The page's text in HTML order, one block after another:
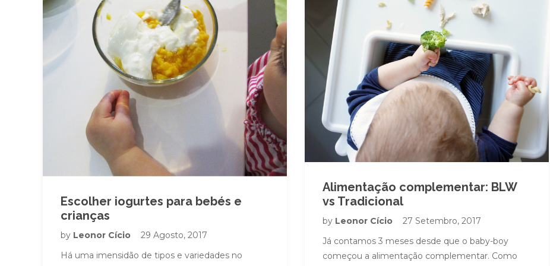
Alimentação complementar: BLW
vs Tradicional
by Leonor Cício
27 Setembro, 2017
Já contamos 3 meses desde que o baby-boy
começou a alimentação complementar. Como
Escolher iogurtes para bebés e
crianças
by Leonor Cício
29 Agosto, 2017
Há uma imensidão de tipos e variedades no